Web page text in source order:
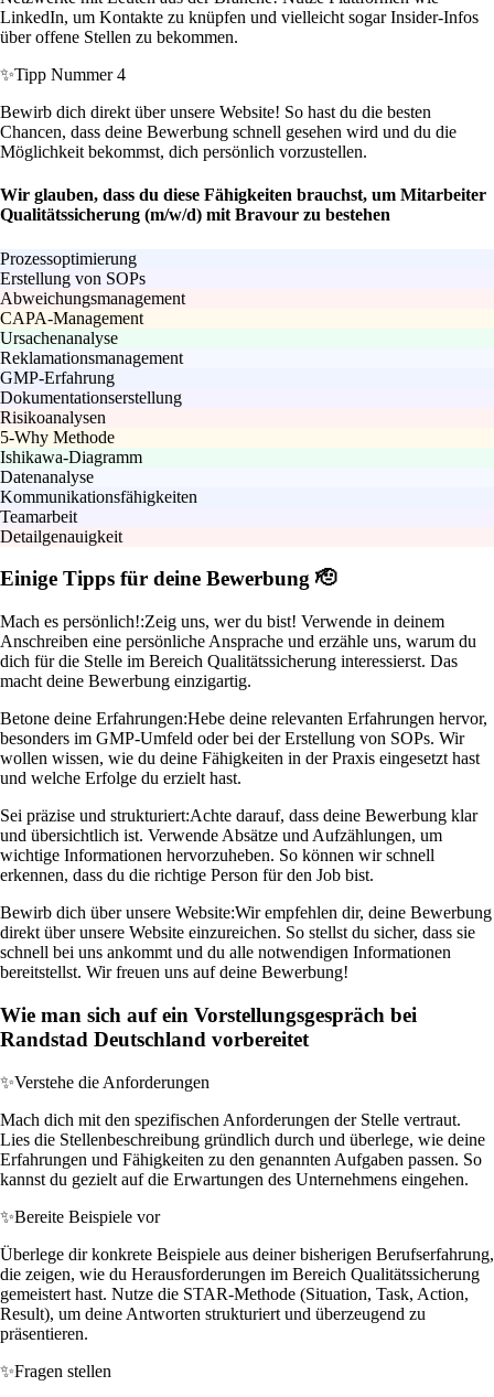
LinkedIn, um Kontakte zu knüpfen und vielleicht sogar Insider-Infos
über offene Stellen zu bekommen.
✨Tipp Nummer 4
Bewirb dich direkt über unsere Website! So hast du die besten
Chancen, dass deine Bewerbung schnell gesehen wird und du die
Möglichkeit bekommst, dich persönlich vorzustellen.
Wir glauben, dass du diese Fähigkeiten brauchst, um Mitarbeiter
Qualitätssicherung (m/w/d) mit Bravour zu bestehen
Prozessoptimierung
Erstellung von SOPs
Abweichungsmanagement
CAPA-Management
Ursachenanalyse
Reklamationsmanagement
GMP-Erfahrung
Dokumentationserstellung
Risikoanalysen
5-Why Methode
Ishikawa-Diagramm
Datenanalyse
Kommunikationsfähigkeiten
Teamarbeit
Detailgenauigkeit
Einige Tipps für deine Bewerbung 🫡
Mach es persönlich!:Zeig uns, wer du bist! Verwende in deinem
Anschreiben eine persönliche Ansprache und erzähle uns, warum du
dich für die Stelle im Bereich Qualitätssicherung interessierst. Das
macht deine Bewerbung einzigartig.
Betone deine Erfahrungen:Hebe deine relevanten Erfahrungen hervor,
besonders im GMP-Umfeld oder bei der Erstellung von SOPs. Wir
wollen wissen, wie du deine Fähigkeiten in der Praxis eingesetzt hast
und welche Erfolge du erzielt hast.
Sei präzise und strukturiert:Achte darauf, dass deine Bewerbung klar
und übersichtlich ist. Verwende Absätze und Aufzählungen, um
wichtige Informationen hervorzuheben. So können wir schnell
erkennen, dass du die richtige Person für den Job bist.
Bewirb dich über unsere Website:Wir empfehlen dir, deine Bewerbung
direkt über unsere Website einzureichen. So stellst du sicher, dass sie
schnell bei uns ankommt und du alle notwendigen Informationen
bereitstellst. Wir freuen uns auf deine Bewerbung!
Wie man sich auf ein Vorstellungsgespräch bei
Randstad Deutschland vorbereitet
✨Verstehe die Anforderungen
Mach dich mit den spezifischen Anforderungen der Stelle vertraut.
Lies die Stellenbeschreibung gründlich durch und überlege, wie deine
Erfahrungen und Fähigkeiten zu den genannten Aufgaben passen. So
kannst du gezielt auf die Erwartungen des Unternehmens eingehen.
✨Bereite Beispiele vor
Überlege dir konkrete Beispiele aus deiner bisherigen Berufserfahrung,
die zeigen, wie du Herausforderungen im Bereich Qualitätssicherung
gemeistert hast. Nutze die STAR-Methode (Situation, Task, Action,
Result), um deine Antworten strukturiert und überzeugend zu
präsentieren.
✨Fragen stellen